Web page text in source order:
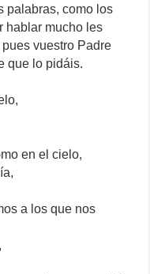
palabras, como los
hablar mucho les
vuestro Padre
que lo pidáis.
en el cielo,
a los que nos